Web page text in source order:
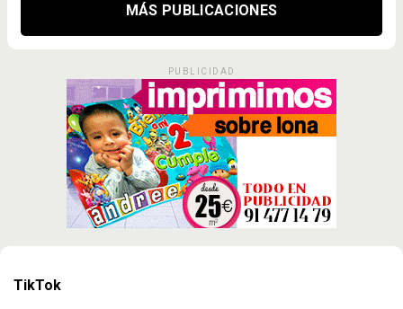
MÁS PUBLICACIONES
PUBLICIDAD
TikTok